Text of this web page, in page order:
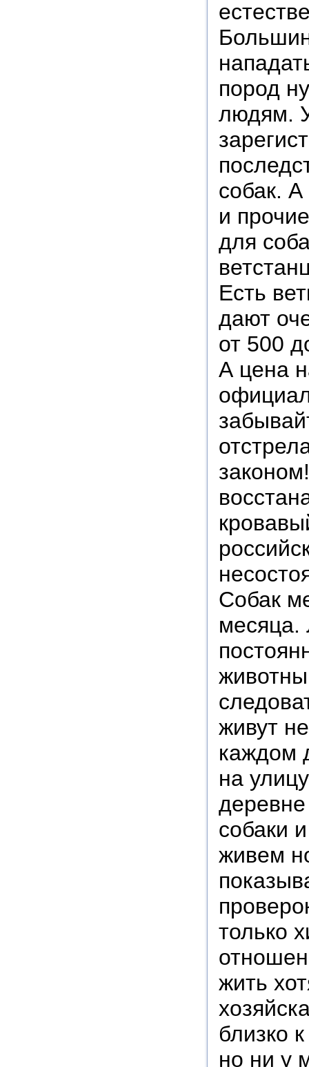
пород
людям.
собак.
и
для
Есть
дают
от 500
А цена
Собак
месяца.
живут
каждом
на
собаки
живем
только
жить
близко
но ни у